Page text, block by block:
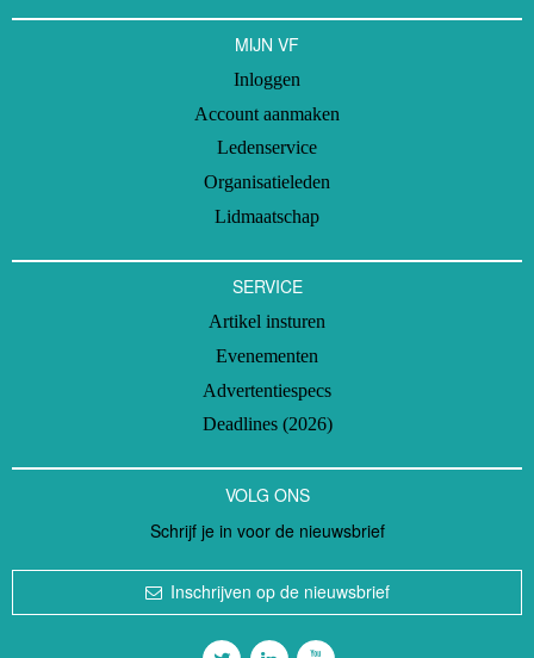
MIJN VF
Inloggen
Account aanmaken
Ledenservice
Organisatieleden
Lidmaatschap
SERVICE
Artikel insturen
Evenementen
Advertentiespecs
Deadlines (2026)
VOLG ONS
Schrijf je in voor de nieuwsbrief
Inschrijven op de nieuwsbrief